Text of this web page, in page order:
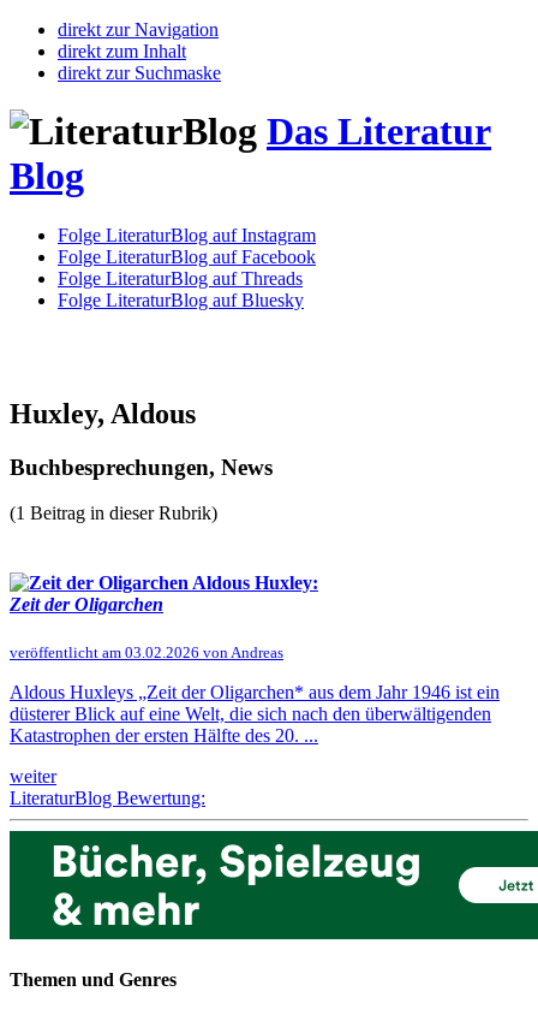
direkt zur Navigation
direkt zum Inhalt
direkt zur Suchmaske
Das Literatur
Blog
Folge LiteraturBlog auf Instagram
Folge LiteraturBlog auf Facebook
Folge LiteraturBlog auf Threads
Folge LiteraturBlog auf Bluesky
Huxley, Aldous
Buchbesprechungen, News
(1 Beitrag in dieser Rubrik)
Aldous Huxley:
Zeit der Oligarchen
veröffentlicht am 03.02.2026 von Andreas
Aldous Huxleys „Zeit der Oligarchen* aus dem Jahr 1946 ist ein
düsterer Blick auf eine Welt, die sich nach den überwältigenden
Katastrophen der ersten Hälfte des 20. ...
weiter
LiteraturBlog Bewertung:
Themen und Genres